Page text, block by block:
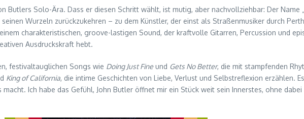
Butlers Solo-Ära. Dass er diesen Schritt wählt, ist mutig, aber nachvollziehbar: Der Name
Wurzeln zurückzukehren – zu dem Künstler, der einst als Straßenmusiker durch
charakteristischen, groove-lastigen Sound, der kraftvolle Gitarren, Percussion und
Ausdruckskraft hebt.
festivaltauglichen Songs wie Doing Just Fine und Gets No Better, die mit stampfenden
King of California, die intime Geschichten von Liebe, Verlust und Selbstreflexion erzählen.
Ich habe das Gefühl, John Butler öffnet mir ein Stück weit sein Innerstes, ohne